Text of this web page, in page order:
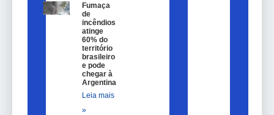
Fumaça
de
incêndios
atinge
60% do
território
brasileiro
e pode
chegar à
Argentina
Leia mais
»